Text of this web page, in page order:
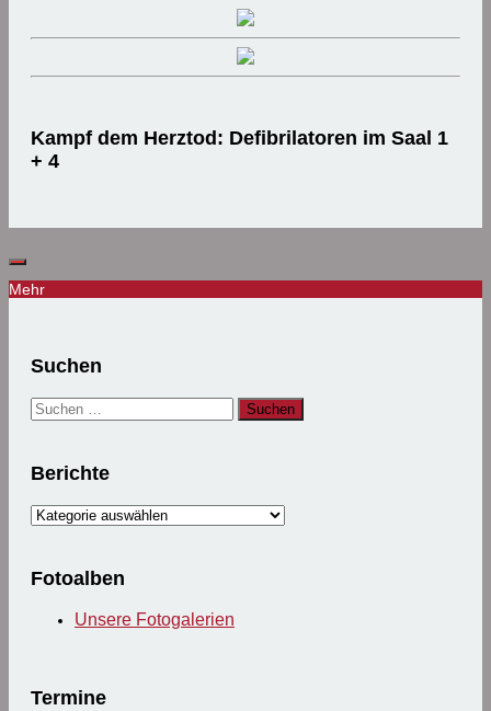
Kampf dem Herztod: Defibrilatoren im Saal 1
+ 4
Mehr
Suchen
Suchen
nach:
Berichte
Berichte
Fotoalben
Unsere Fotogalerien
Termine